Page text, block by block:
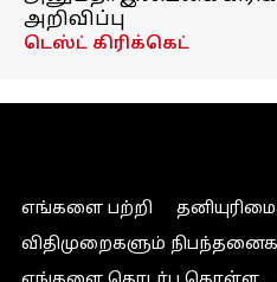
அறிவிப்பு
டெஸ்ட் கிரிக்கெட்
எங்களை பற்றி
விதிமுறைகளும்